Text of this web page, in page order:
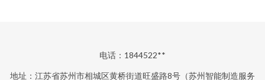
电话：1844522**
地址：江苏省苏州市相城区黄桥街道旺盛路8号（苏州智能制造服务